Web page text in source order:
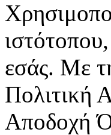
εσάς. Με
Πολιτική
Αποδοχή